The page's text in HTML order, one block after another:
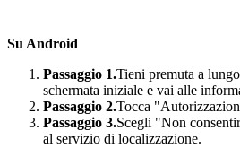
Su Android
Passaggio 1.Tieni premuta a
schermata iniziale e vai alle
Passaggio 2.Tocca
Passaggio 3.Scegli "Non
al servizio di localizzazione.